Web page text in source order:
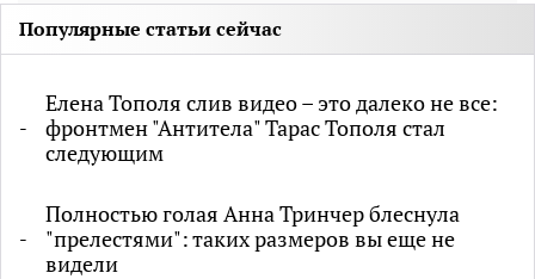
Популярные статьи сейчас
Елена Тополя слив видео – это далеко не все:
фронтмен "Антитела" Тарас Тополя стал
следующим
Полностью голая Анна Тринчер блеснула
"прелестями": таких размеров вы еще не
видели